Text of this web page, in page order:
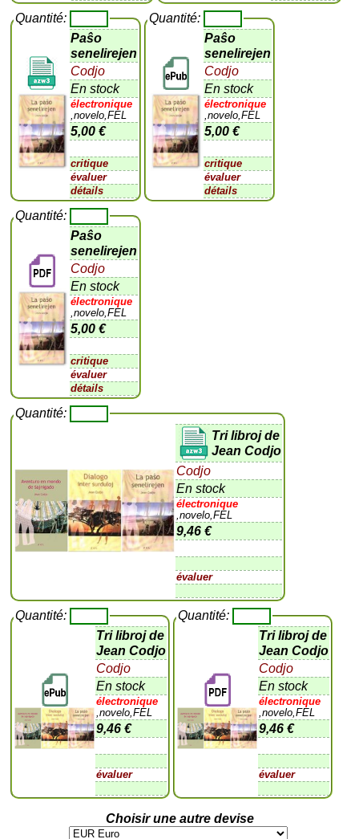
Quantité:
Paŝo
senelirejen
Codjo
En stock
électronique
,novelo,FEL
5,00 €
critique
évaluer
détails
Quantité:
Paŝo
senelirejen
Codjo
En stock
électronique
,novelo,FEL
5,00 €
critique
évaluer
détails
Quantité:
Paŝo
senelirejen
Codjo
En stock
électronique
,novelo,FEL
5,00 €
critique
évaluer
détails
Quantité:
Tri libroj de
Jean Codjo
Codjo
En stock
électronique
,novelo,FEL
9,46 €
évaluer
Quantité:
Tri libroj de
Jean Codjo
Codjo
En stock
électronique
,novelo,FEL
9,46 €
évaluer
Quantité:
Tri libroj de
Jean Codjo
Codjo
En stock
électronique
,novelo,FEL
9,46 €
évaluer
Choisir une autre devise